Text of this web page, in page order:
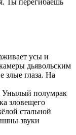
Ты перегибаешь
усы и
дьявольским
злые глаза. На
Унылый полумрак
зловещего
стальной
звуки